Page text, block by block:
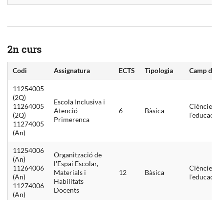
2n curs
Codi Assignatura ECTS Tipologia Camp
11254005
(2Q)
11264005
(2Q)
11274005
(An)
Escola Inclusiva i
Atenció
Primerenca
6 Bàsica
Ciències
l’educació
11254006
(An)
11264006
(An)
11274006
(An)
Organització de
l'Espai Escolar,
Materials i
Habilitats
Docents
12 Bàsica
Ciències
l'educació